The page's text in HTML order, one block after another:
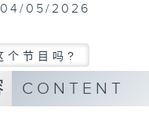
04/05/2026
个节目吗?
CONTENT